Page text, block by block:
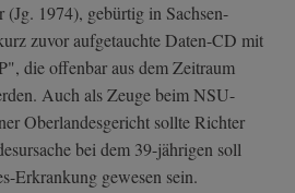
1974), gebürtig in Sachsen-
zuvor aufgetauchte Daten-CD mit
die offenbar aus dem Zeitraum
Auch als Zeuge beim NSU-
Oberlandesgericht sollte Richter
bei dem 39-jährigen soll
Erkrankung gewesen sein.